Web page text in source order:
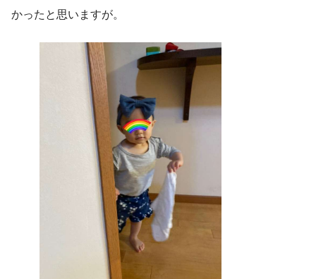
かったと思いますが。